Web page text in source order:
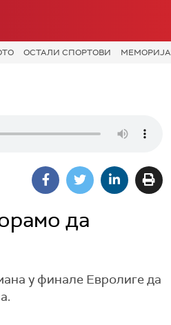
ОСТАЛИ СПОРТОВИ
да
у финале Евролиге да